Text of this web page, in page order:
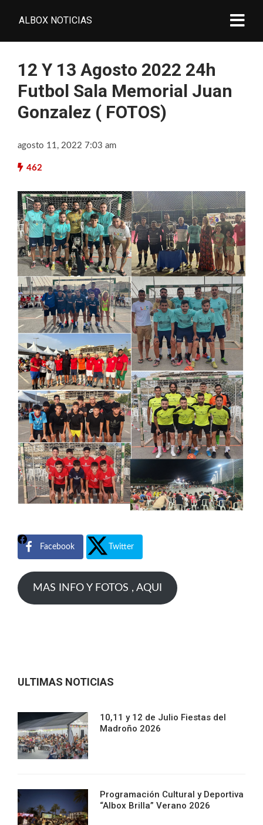
ALBOX NOTICIAS
12 Y 13 Agosto 2022 24h
Futbol Sala Memorial Juan
Gonzalez ( FOTOS)
agosto 11, 2022 7:03 am
462
Facebook Twitter
MAS INFO Y FOTOS , AQUI
ULTIMAS NOTICIAS
10,11 y 12 de Julio Fiestas del
Madroño 2026
Programación Cultural y Deportiva
“Albox Brilla” Verano 2026